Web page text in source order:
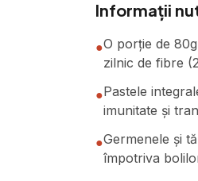
Informații
●O porție de
zilnic de fibre
●Pastele
imunitate și
●Germenele și
împotriva